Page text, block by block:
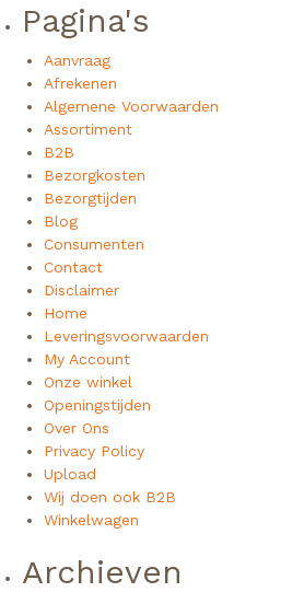
Pagina's
Aanvraag
Afrekenen
Algemene Voorwaarden
Assortiment
B2B
Bezorgkosten
Bezorgtijden
Blog
Consumenten
Contact
Disclaimer
Home
Leveringsvoorwaarden
My Account
Onze winkel
Openingstijden
Over Ons
Privacy Policy
Upload
Wij doen ook B2B
Winkelwagen
Archieven